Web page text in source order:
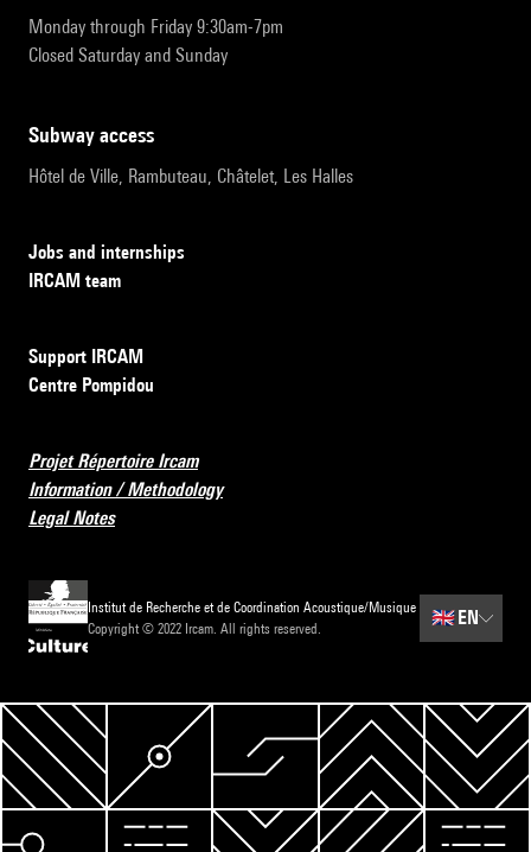
Monday through Friday 9:30am-7pm
Closed Saturday and Sunday
subway access
Hôtel de Ville, Rambuteau, Châtelet, Les Halles
Jobs and internships
IRCAM team
Support IRCAM
Centre Pompidou
Projet Répertoire Ircam
Information / Methodology
Legal Notes
Institut de Recherche et de Coordination Acoustique/Musique
Copyright © 2022 Ircam. All rights reserved.
🇬🇧 EN